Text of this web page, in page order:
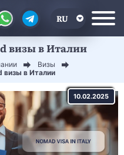
RU
визы в Италии
Визы
визы в Италии
10.02.2025